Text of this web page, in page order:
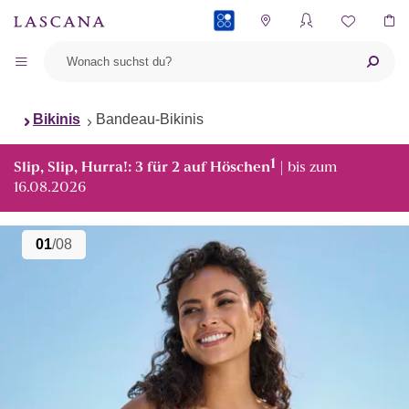
Bikinis Bandeau-Bikinis
Slip, Slip, Hurra!: 3 für 2 auf Höschen1 | bis zum
16.08.2026
01/08